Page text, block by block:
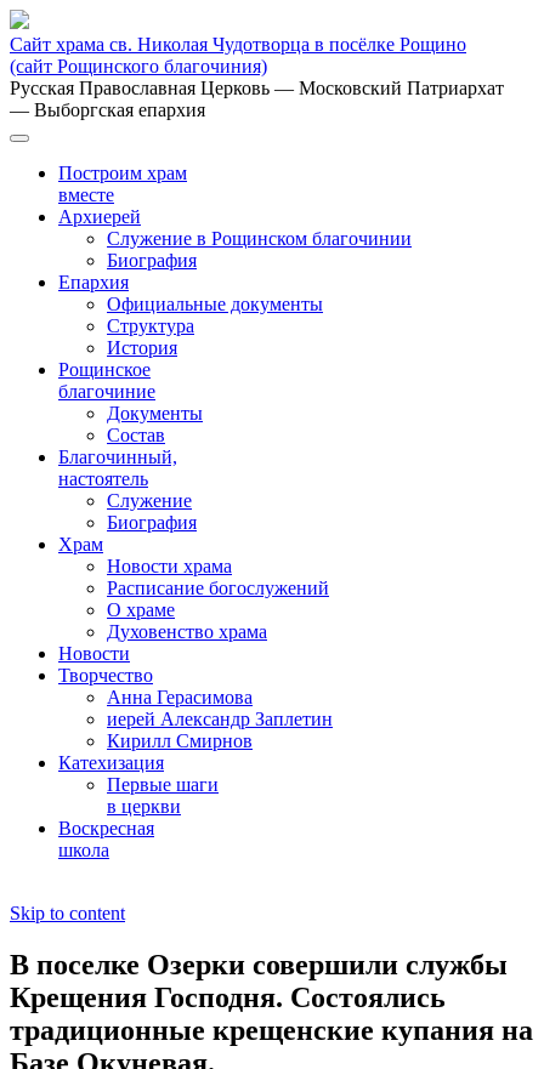
Сайт храма св. Николая Чудотворца в посёлке Рощино
(сайт Рощинского благочиния)
Русская Православная Церковь — Московский Патриархат
— Выборгская епархия
Построим храм
вместе
Архиерей
Служение в Рощинском благочинии
Биография
Епархия
Официальные документы
Структура
История
Рощинское
благочиние
Документы
Состав
Благочинный,
настоятель
Служение
Биография
Храм
Новости храма
Расписание богослужений
О храме
Духовенство храма
Новости
Творчество
Анна Герасимова
иерей Александр Заплетин
Кирилл Смирнов
Катехизация
Первые шаги
в церкви
Воскресная
школа
Skip to content
В поселке Озерки совершили службы
Крещения Господня. Состоялись
традиционные крещенские купания на